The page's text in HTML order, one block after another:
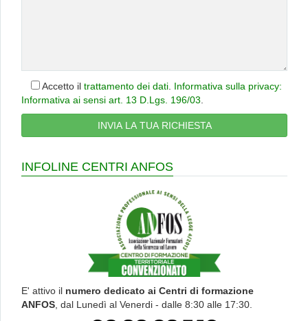
Accetto il trattamento dei dati Informativa sulla privacy:
Informativa ai sensi art. 13 D.Lgs. 196/03
INFOLINE CENTRI ANFOS
E' attivo il numero dedicato ai Centri di formazione
ANFOS , dal Lunedì al Venerdi - dalle 8:30 alle 17:30.